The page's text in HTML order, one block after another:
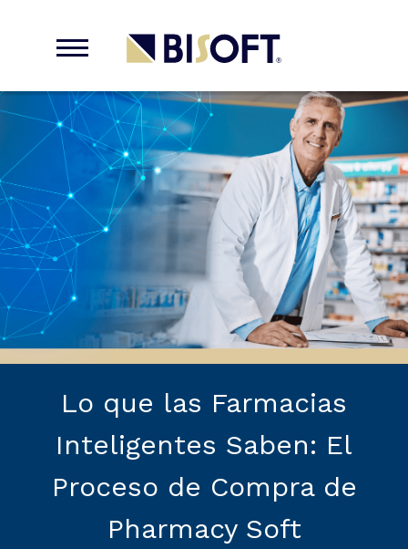
Lo que las Farmacias
Inteligentes Saben: El
Proceso de Compra de
Pharmacy Soft